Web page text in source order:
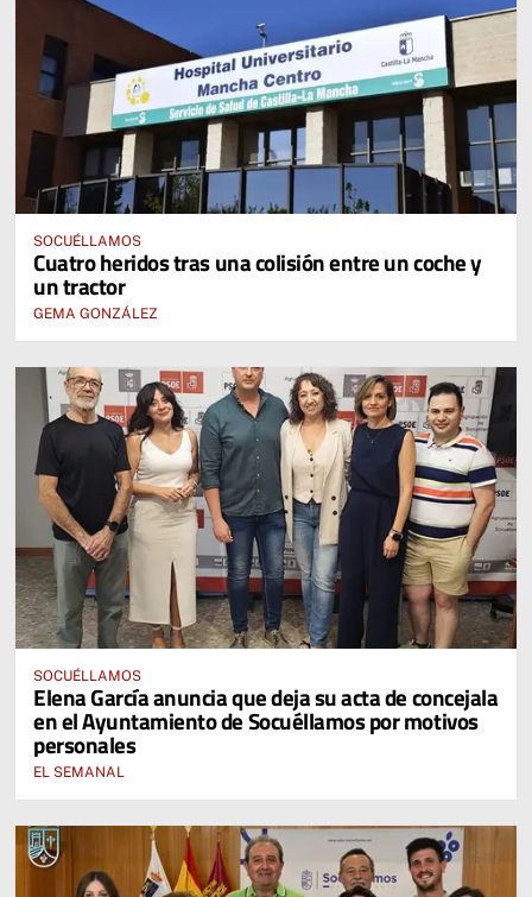
SOCUÉLLAMOS
Cuatro heridos tras una colisión entre un coche y
un tractor
GEMA GONZÁLEZ
SOCUÉLLAMOS
Elena García anuncia que deja su acta de concejala
en el Ayuntamiento de Socuéllamos por motivos
personales
EL SEMANAL